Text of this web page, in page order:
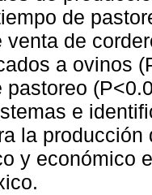
de
venta de
a ovinos
pastoreo
e
la
y económico